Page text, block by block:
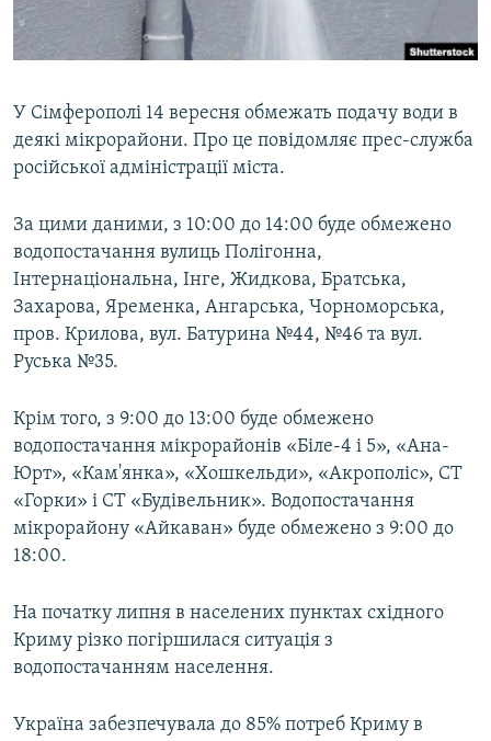
ВІДЕОУРОКИ «ELIFBE»
СВІДЧЕННЯ ОКУПАЦІЇ
ІНФОГРАФІКА
Русский
Qırımtatar
ДОЛУЧАЙСЯ!
Усі сайти RFE/RL
У Сімферополі 14 вересня обмежать подачу води в
деякі мікрорайони. Про це повідомляє прес-служба
російської адміністрації міста.
За цими даними, з 10:00 до 14:00 буде обмежено
водопостачання вулиць Полігонна,
Інтернаціональна, Інге, Жидкова, Братська,
Захарова, Яременка, Ангарська, Чорноморська,
пров. Крилова, вул. Батурина №44, №46 та вул.
Руська №35.
Крім того, з 9:00 до 13:00 буде обмежено
водопостачання мікрорайонів «Біле-4 і 5», «Ана-
Юрт», «Кам'янка», «Хошкельди», «Акрополіс», СТ
«Горки» і СТ «Будівельник». Водопостачання
мікрорайону «Айкаван» буде обмежено з 9:00 до
18:00.
На початку липня в населених пунктах східного
Криму різко погіршилася ситуація з
водопостачанням населення.
Україна забезпечувала до 85% потреб Криму в